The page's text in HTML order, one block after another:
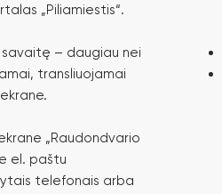
„Piliamiestis“.
savaitę – daugiau nei
transliuojamai
„Raudondvario
el. paštu
telefonais arba